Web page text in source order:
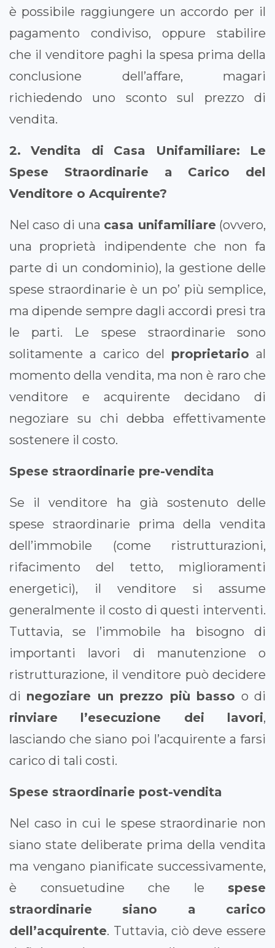
è possibile raggiungere un accordo per il
pagamento condiviso, oppure stabilire
che il venditore paghi la spesa prima della
conclusione dell’affare, magari
richiedendo uno sconto sul prezzo di
vendita.
2. Vendita di Casa Unifamiliare: Le
Spese Straordinarie a Carico del
Venditore o Acquirente?
Nel caso di una casa unifamiliare (ovvero,
una proprietà indipendente che non fa
parte di un condominio), la gestione delle
spese straordinarie è un po’ più semplice,
ma dipende sempre dagli accordi presi tra
le parti. Le spese straordinarie sono
solitamente a carico del proprietario al
momento della vendita, ma non è raro che
venditore e acquirente decidano di
negoziare su chi debba effettivamente
sostenere il costo.
Spese straordinarie pre-vendita
Se il venditore ha già sostenuto delle
spese straordinarie prima della vendita
dell’immobile (come ristrutturazioni,
rifacimento del tetto, miglioramenti
energetici), il venditore si assume
generalmente il costo di questi interventi.
Tuttavia, se l’immobile ha bisogno di
importanti lavori di manutenzione o
ristrutturazione, il venditore può decidere
di negoziare un prezzo più basso o di
rinviare l’esecuzione dei lavori,
lasciando che siano poi l’acquirente a farsi
carico di tali costi.
Spese straordinarie post-vendita
Nel caso in cui le spese straordinarie non
siano state deliberate prima della vendita
ma vengano pianificate successivamente,
è consuetudine che le spese
straordinarie siano a carico
dell’acquirente. Tuttavia, ciò deve essere